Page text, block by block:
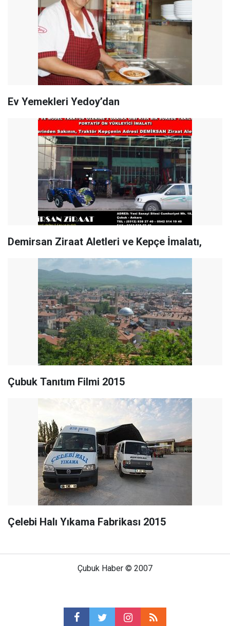
Ev Yemekleri Yedoy’dan
Demirsan Ziraat Aletleri ve Kepçe İmalatı,
Çubuk Tanıtım Filmi 2015
Çelebi Halı Yıkama Fabrikası 2015
Çubuk Haber © 2007